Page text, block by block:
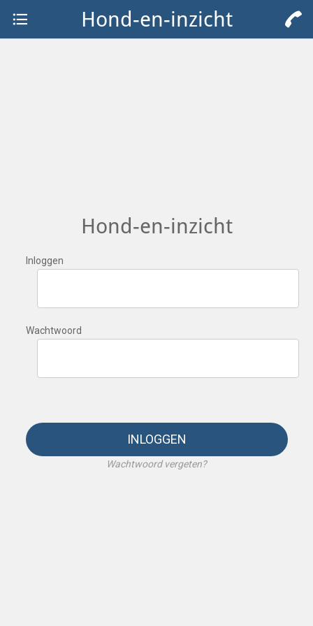
Hond-en-inzicht
Hond-en-inzicht
Inloggen
Wachtwoord
INLOGGEN
Wachtwoord vergeten?